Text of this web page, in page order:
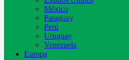
México
Paraguay
Perú
Uruguay
Venezuela
Europa